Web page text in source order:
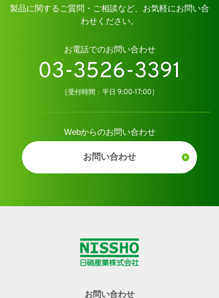
製品に関するご質問・ご相談など、お気軽にお問い合
わせください。
お電話でのお問い合わせ
03-3526-3391
［受付時間：平日 9:00-17:00］
Webからのお問い合わせ
お問い合わせ
お問い合わせ